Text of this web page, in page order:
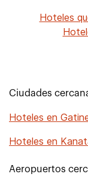
Hoteles
Ciudades
Hoteles en
Hoteles en
Aeropuertos